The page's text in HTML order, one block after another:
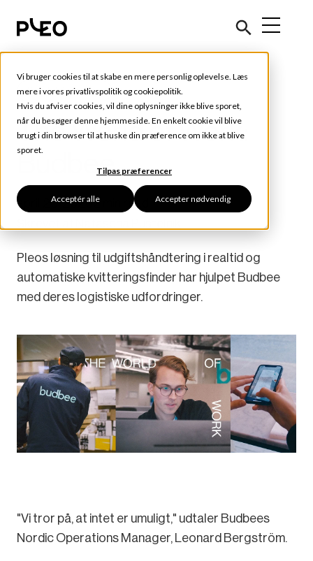
Vi bruger cookies til at skabe en mere personlig oplevelse. Læs
mere i vores privatlivspolitik og cookiepolitik.
Hvis du afviser cookies, vil dine oplysninger ikke blive sporet,
når du besøger denne hjemmeside. En enkelt cookie vil blive
brugt i din browser til at huske din præference om ikke at blive
sporet.
Tilpas præferencer
Acceptér alle Accepter nødvendig
Kundehistorier
The World of Work:
Budbee
april 20, 20202 min read
Pleos løsning til udgiftshåndtering i realtid og
automatiske kvitteringsfinder har hjulpet Budbee
med deres logistiske udfordringer.
"Vi tror på, at intet er umuligt," udtaler Budbees
Nordic Operations Manager, Leonard Bergström.